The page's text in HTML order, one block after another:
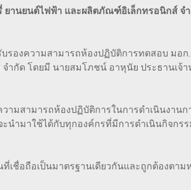
ยานยนต์ไฟฟ้า และผลิตภัณฑ์อิเล็กทรอนิกส์ จ
รองความสามารถห้องปฏิบัติการทดสอบ มอก
ำกัด โดยมี นายสมโภชน์ อาหุนัย ประธานเจ้
ามสามารถห้องปฏิบัติการในการดำเนินงาน
ำมาใช้ได้กับทุกองค์กรที่มีการดำเนินกิจกรร
ชื่อถือเป็นมาตรฐานเดียวกันและถูกต้องตาม